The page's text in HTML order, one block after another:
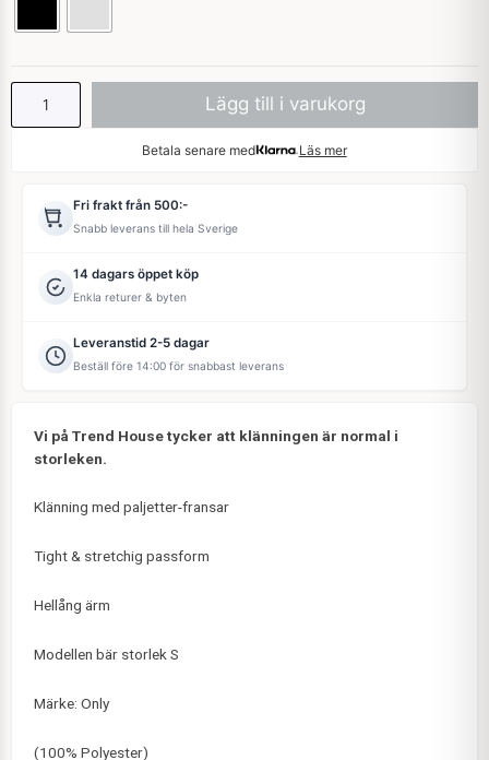
Lägg till i varukorg
Betala senare med Läs mer
Fri frakt från 500:-
Snabb leverans till hela Sverige
14 dagars öppet köp
Enkla returer & byten
Leveranstid 2-5 dagar
Beställ före 14:00 för snabbast leverans
Vi på Trend House tycker att klänningen är normal i
storleken.
Klänning med paljetter-fransar
Tight & stretchig passform
Hellång ärm
Modellen bär storlek S
Märke: Only
(100% Polyester)